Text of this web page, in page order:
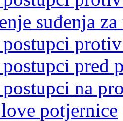
suđenja
pred
na
potjernice